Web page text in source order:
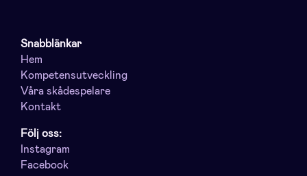
Snabblänkar
Hem
Kompetensutveckling
Våra skådespelare
Kontakt
Följ oss:
Instagram
Facebook